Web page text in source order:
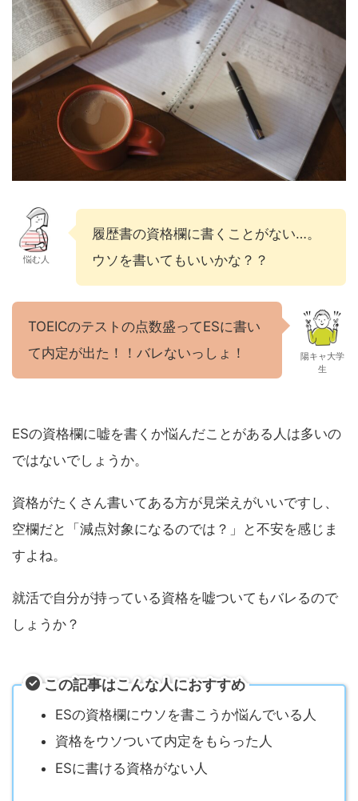
悩む人
履歴書の資格欄に書くことがない…。
ウソを書いてもいいかな？？
TOEICのテストの点数盛ってESに書い
て内定が出た！！バレないっしょ！
陽キャ大学
生
ESの資格欄に嘘を書くか悩んだことがある人は多いの
ではないでしょうか。
資格がたくさん書いてある方が見栄えがいいですし、
空欄だと「減点対象になるのでは？」と不安を感じま
すよね。
就活で自分が持っている資格を嘘ついてもバレるので
しょうか？
この記事はこんな人におすすめ
ESの資格欄にウソを書こうか悩んでいる人
資格をウソついて内定をもらった人
ESに書ける資格がない人